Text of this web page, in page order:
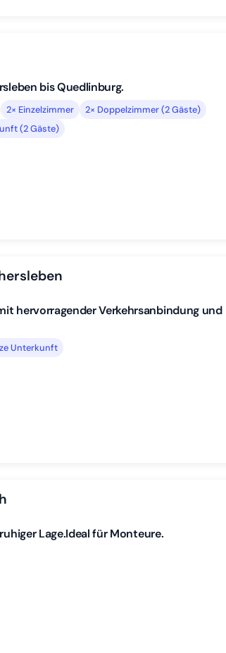
bis Quedlinburg.
2× Einzelzimmer
2× Doppelzimmer (2 Gäste)
(2 Gäste)
hervorragender Verkehrsanbindung und
Unterkunft
Lage.Ideal für Monteure.